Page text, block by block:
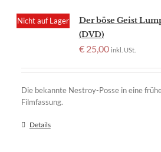
Nicht auf Lager
Der böse Geist
(DVD)
€25,00 inkl. USt.
Die bekannte Nestroy-Posse in eine
Filmfassung.
Details